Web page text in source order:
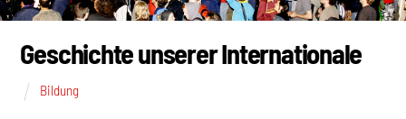
Geschichte unserer Internationale
Bildung